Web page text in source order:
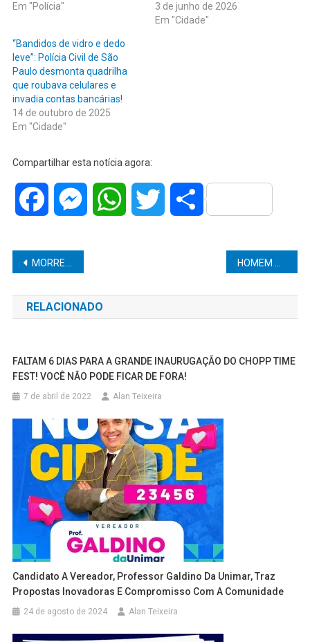
Em "Polícia"
3 de junho de 2026
Em "Cidade"
“Bandidos de vidro e dedo
leve”: Polícia Civil de São
Paulo desmonta quadrilha
que roubava celulares e
invadia contas bancárias!
14 de outubro de 2025
Em "Cidade"
Compartilhar esta notícia agora:
Facebook MessengerWhatsAppTwitter Share
Navegação
de
Post
MORRE CRIANÇA DE 1 ANO AFOGADA EM PISCINA DA PRÓPRIA CASA HOMEM ACUSADO DE MATAR EX-NAMORADA A TIROS É JULGADO EM MARÍLIA
RELACIONADO
FALTAM 6 DIAS PARA A GRANDE INAURUGAÇÃO DO CHOPP TIME
FEST! VOCÊ NÃO PODE FICAR DE FORA!
7 de abril de 2022 Alan Teixeira
Candidato A Vereador, Professor Galdino Da Unimar, Traz
Propostas Inovadoras E Compromisso Com A Comunidade
24 de agosto de 2024 Alan Teixeira